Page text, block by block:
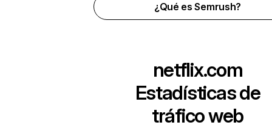
¿Qué es Semrush?
netflix.com
Estadísticas de
tráfico web